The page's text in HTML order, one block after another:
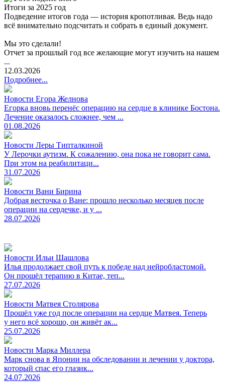
Итоги за 2025 год
Подведение итогов года — история кропотливая. Ведь надо
всё внимательно подсчитать и собрать в единый документ.
Мы это сделали!
Отчет за прошлый год все желающие могут изучить на нашем
...
12.03.2026
Подробнее...
Новости Егора Желнова
Егорка вновь перенёс операцию на сердце в клинике Бостона.
Лечение оказалось сложнее, чем ...
01.08.2026
Новости Леры Типталкиной
У Лерочки аутизм. К сожалению, она пока не говорит сама.
При этом на реабилитаци...
31.07.2026
Новости Вани Бирина
Добрая весточка о Ване: прошло несколько месяцев после
операции на сердечке, и у ...
28.07.2026
Новости Ильи Шашлова
Илья продолжает свой путь к победе над нейробластомой.
Он прошёл терапию в Китае, теп...
27.07.2026
Новости Матвея Столярова
Прошёл уже год после операции на сердце Матвея. Теперь
у него всё хорошо, он живёт ак...
25.07.2026
Новости Марка Миллера
Марк снова в Японии на обследовании и лечении у доктора,
который спас его глазик...
24.07.2026